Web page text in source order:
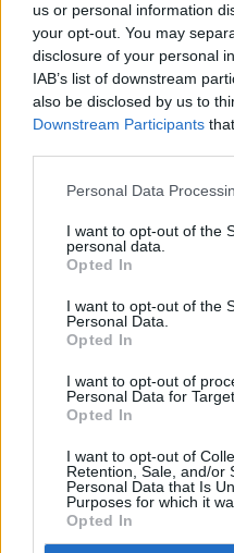
us or personal information
your opt-out. You may
disclosure of your personal
IAB’s list of downstream
also be disclosed by us to
Downstream Participants
Personal Data
I want to opt-out of the
personal data.
Opted In
I want to opt-out of the
Personal Data.
Opted In
I want to opt-out of
Personal Data for
Opted In
I want to opt-out of
Retention, Sale, and/or
Personal Data that Is
Purposes for which it
Opted In
SKATĪT ŽURNĀLA ARHĪVU
Seko mums
Nepalaid garām akcijas un
Abonēšanas nodaļa
Darba laiks (valsts darba d.)
9:00 - 17:00